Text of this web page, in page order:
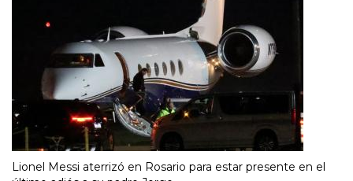
Lionel Messi aterrizó en Rosario para estar presente en el